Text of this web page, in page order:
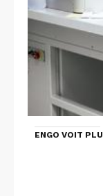
ENGO VOIT